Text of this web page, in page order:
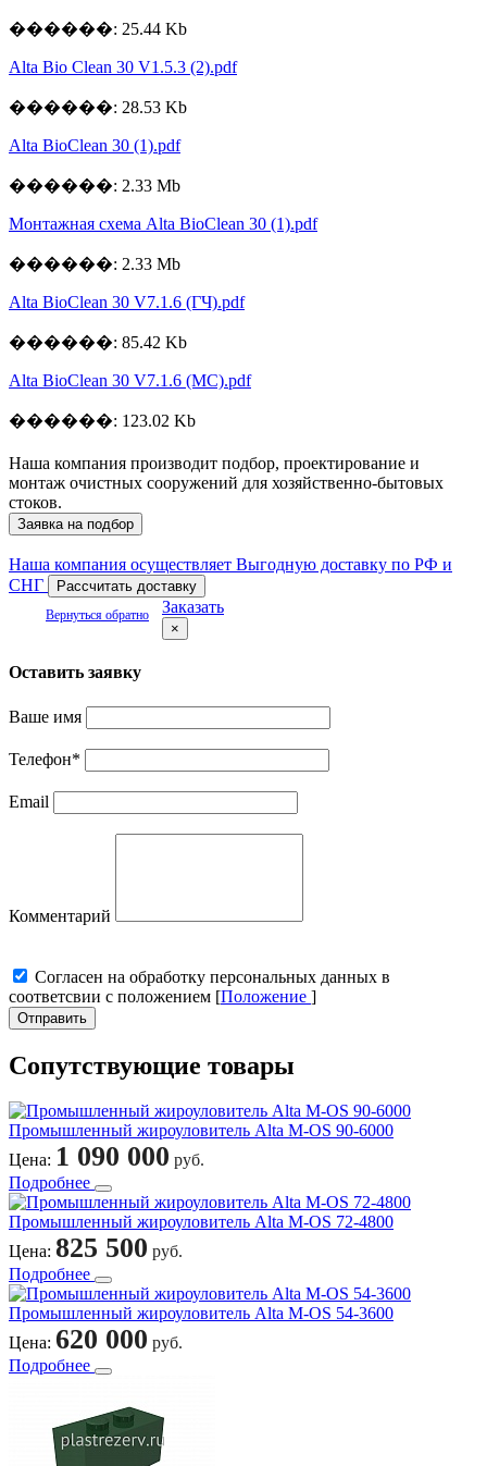
������: 25.44 Kb
Alta Bio Clean 30 V1.5.3 (2).pdf
������: 28.53 Kb
Alta BioСlean 30 (1).pdf
������: 2.33 Mb
Монтажная схема Alta BioСlean 30 (1).pdf
������: 2.33 Mb
Alta BioClean 30 V7.1.6 (ГЧ).pdf
������: 85.42 Kb
Alta BioClean 30 V7.1.6 (МС).pdf
������: 123.02 Kb
Наша компания производит подбор, проектирование и
монтаж очистных сооружений для хозяйственно-бытовых
стоков.
Заявка на подбор
Наша компания осуществляет Выгодную доставку по РФ и
СНГ
Рассчитать доставку
Вернуться обратно Заказать
×
Оставить заявку
Ваше имя
Телефон*
Email
Комментарий
Cогласен на обработку персональных данных в
соответсвии с положением [Положение ]
Отправить
Сопутствующие товары
Промышленный жироуловитель Alta M-OS 90-6000
Цена: 1 090 000 руб.
Подробнее
Промышленный жироуловитель Alta M-OS 72-4800
Цена: 825 500 руб.
Подробнее
Промышленный жироуловитель Alta M-OS 54-3600
Цена: 620 000 руб.
Подробнее